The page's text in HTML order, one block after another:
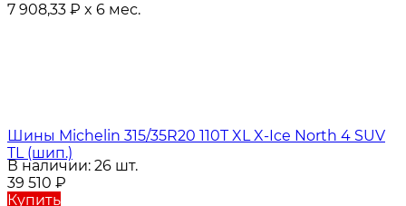
7 908,33 ₽ x 6 мес.
Шины Michelin 315/35R20 110T XL X-Ice North 4 SUV
TL (шип.)
В наличии: 26 шт.
39 510 ₽
Купить